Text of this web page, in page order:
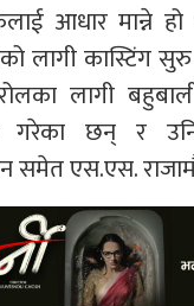
आधार मान्ने
लागी कास्टिंग
लागी
गरेका छन् र
समेत एस.एस.